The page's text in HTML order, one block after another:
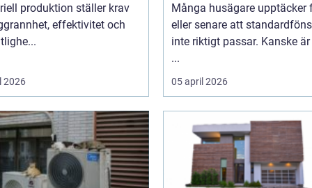
produktion ställer krav
effektivitet och
2026
Många husägare upptäcker
eller senare att
inte riktigt passar. Kanske
...
05 april 2026